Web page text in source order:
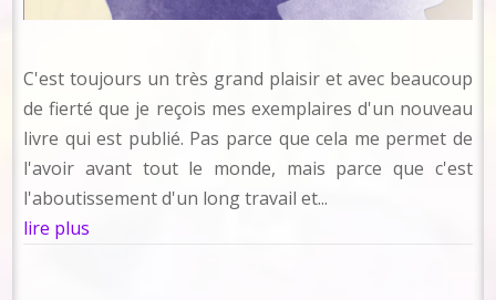
C'est toujours un très grand plaisir et avec beaucoup
de fierté que je reçois mes exemplaires d'un nouveau
livre qui est publié. Pas parce que cela me permet de
l'avoir avant tout le monde, mais parce que c'est
l'aboutissement d'un long travail et...
lire plus